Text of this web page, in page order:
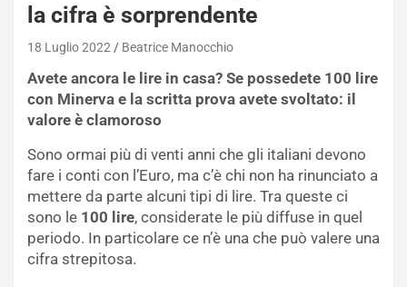
la cifra è sorprendente
18 Luglio 2022 Beatrice Manocchio
Avete ancora le lire in casa? Se possedete 100 lire
con Minerva e la scritta prova avete svoltato: il
valore è clamoroso
Sono ormai più di venti anni che gli italiani devono
fare i conti con l’Euro, ma c’è chi non ha rinunciato a
mettere da parte alcuni tipi di lire. Tra queste ci
sono le 100 lire, considerate le più diffuse in quel
periodo. In particolare ce n’è una che può valere una
cifra strepitosa.